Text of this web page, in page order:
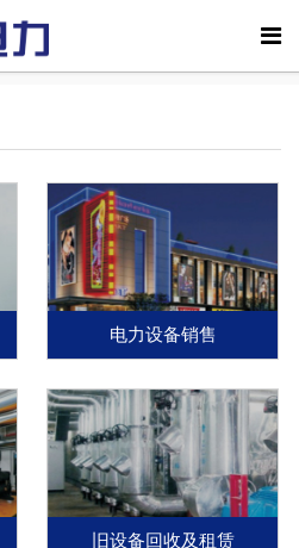
电力设备销售
旧设备回收及租赁